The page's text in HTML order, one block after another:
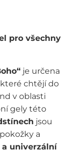
pro všechny
je určena
chtějí do
v oblasti
gely této
jsou
a
univerzální